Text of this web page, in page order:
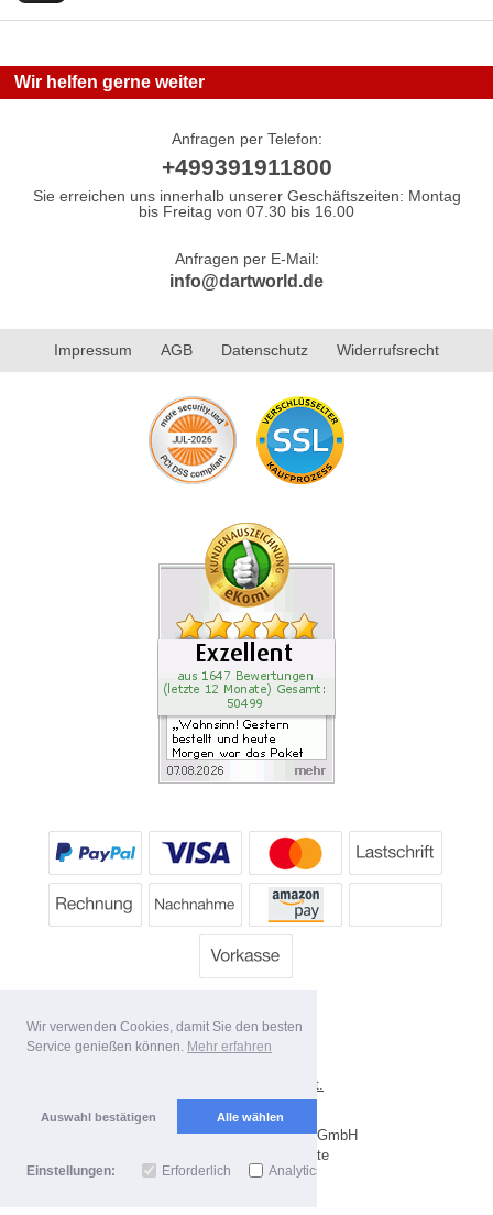
Wir verwenden Cookies, damit Sie den besten
Service genießen können. Mehr erfahren
Auswahl bestätigen Alle wählen
Einstellungen: Erforderlich Analytics
Wir helfen gerne weiter
Anfragen per Telefon:
+499391911800
Sie erreichen uns innerhalb unserer Geschäftszeiten: Montag
bis Freitag von 07.30 bis 16.00
Anfragen per E-Mail:
info@dartworld.de
Impressum AGB Datenschutz Widerrufsrecht
Alle Preise inkl. MwSt.
Lieferbedingungen
Copyright 2026 by Dartpoint GmbH
Mobile Shop by Shopgate